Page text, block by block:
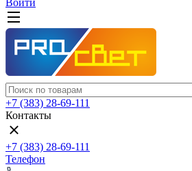
Войти
+7 (383) 28-69-111
Контакты
+7 (383) 28-69-111
Телефон